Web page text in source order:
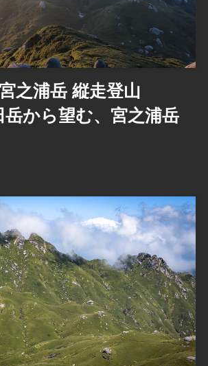
之浦岳 縦走登山
岳から望む、宮之浦岳